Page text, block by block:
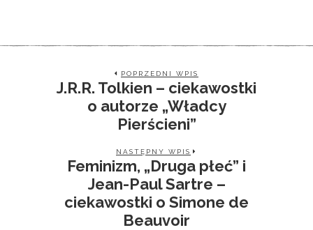
POPRZEDNI WPIS
J.R.R. Tolkien – ciekawostki
o autorze „Władcy
Pierścieni”
NASTĘPNY WPIS
Feminizm, „Druga płeć” i
Jean-Paul Sartre –
ciekawostki o Simone de
Beauvoir